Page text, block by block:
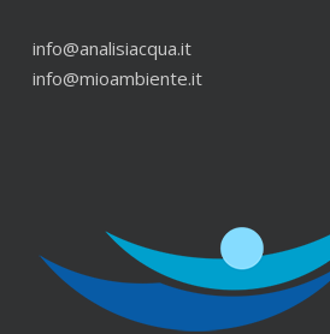
info@analisiacqua.it
info@mioambiente.it